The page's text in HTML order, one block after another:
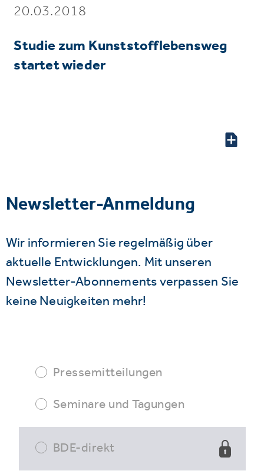
20.03.2018
Studie zum Kunststofflebensweg
startet wieder
Newsletter-Anmeldung
Wir informieren Sie regelmäßig über
aktuelle Entwicklungen. Mit unseren
Newsletter-Abonnements verpassen Sie
keine Neuigkeiten mehr!
Pressemitteilungen
Seminare und Tagungen
BDE-direkt